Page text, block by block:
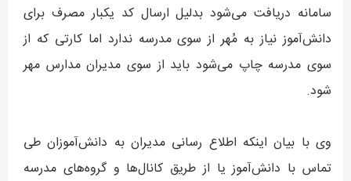
سامانه دریافت می‌شود بدلیل ارسال کد یکبار مصرف برای
دانش‌آموز نیاز به مُهر از سوی مدرسه ندارد اما کارتی که از
سوی مدرسه چاپ می‌شود باید از سوی مدیران مدارس مهر
شود.
وی با بیان اینکه اطلاع رسانی مدیران به دانش‌آموزان طی
تماس با دانش‌آموز یا از طریق کانال‌ها و گروه‌های مدرسه